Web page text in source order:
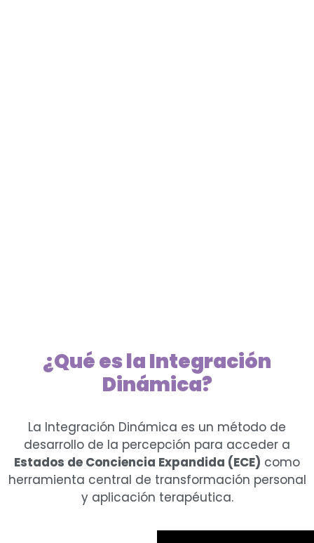
¿Qué es la Integración
Dinámica?
La Integración Dinámica es un método de
desarrollo de la percepción para acceder a
Estados de Conciencia Expandida (ECE) como
herramienta central de transformación personal
y aplicación terapéutica.